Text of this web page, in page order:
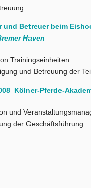
und Betreuer beim
Haven
Trainingseinheiten
und Betreuung der
Kölner-Pferde-
und
der Geschäftsführung